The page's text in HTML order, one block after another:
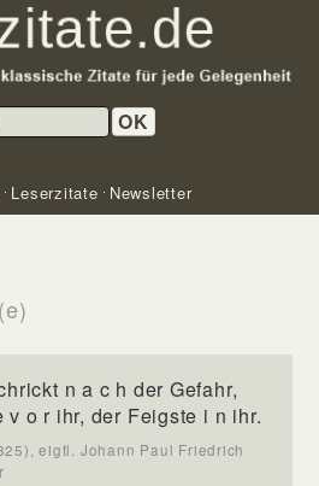
OK
Leserzitate Newsletter
n a c h der Gefahr,
v o r ihr, der Feigste i n ihr.
eigtl. Johann Paul Friedrich